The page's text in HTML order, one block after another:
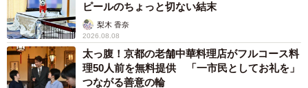
ピールのちょっと切ない結末
梨木 香奈
2026.08.08
太っ腹！京都の老舗中華料理店がフルコース料
理50人前を無料提供 「一市民としてお礼を」
つながる善意の輪